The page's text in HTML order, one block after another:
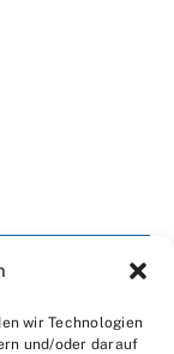
wir Technologien
und/oder darauf